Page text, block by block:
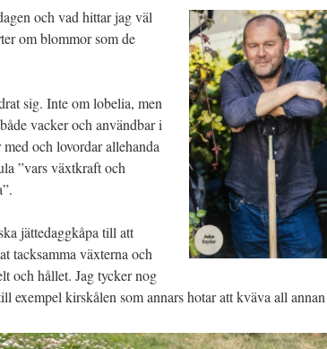
och vad hittar jag väl
om blommor som de
sig. Inte om lobelia, men
vacker och användbar i
och lovordar allehanda
”vars växtkraft och
jättedaggkåpa till att
tacksamma växterna och
och hållet. Jag tycker nog
exempel kirskålen som annars hotar att kväva all annan